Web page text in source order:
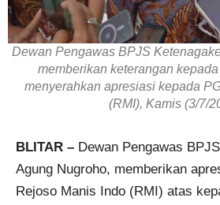
Dewan Pengawas BPJS
memberikan keterangan
menyerahkan apresiasi kepada
(RMI), Kamis (3/7/
BLITAR – Dewan Pengawas
Agung Nugroho, memberikan
Rejoso Manis Indo (RMI) atas